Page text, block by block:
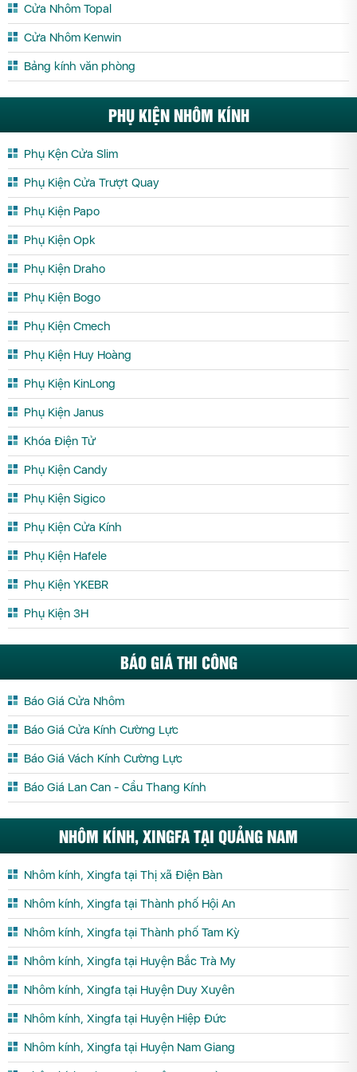
Nhôm Xingfa tại Yên Bái
Cửa Nhôm Topal
Cửa Nhôm Kenwin
Bảng kính văn phòng
PHỤ KIỆN NHÔM KÍNH
Phụ Kện Cửa Slim
Phụ Kiện Cửa Trượt Quay
Phụ Kiện Papo
Phụ Kiện Opk
Phụ Kiện Draho
Phụ Kiện Bogo
Phụ Kiện Cmech
Phụ Kiện Huy Hoàng
Phụ Kiện KinLong
Phụ Kiện Janus
Khóa Điện Tử
Phụ Kiện Candy
Phụ Kiện Sigico
Phụ Kiện Cửa Kính
Phụ Kiện Hafele
Phụ Kiện YKEBR
Phụ Kiện 3H
BÁO GIÁ THI CÔNG
Báo Giá Cửa Nhôm
Báo Giá Cửa Kính Cường Lực
Báo Giá Vách Kính Cường Lực
Báo Giá Lan Can - Cầu Thang Kính
NHÔM KÍNH, XINGFA TẠI QUẢNG NAM
Nhôm kính, Xingfa tại Thị xã Điện Bàn
Nhôm kính, Xingfa tại Thành phố Hội An
Nhôm kính, Xingfa tại Thành phố Tam Kỳ
Nhôm kính, Xingfa tại Huyện Bắc Trà My
Nhôm kính, Xingfa tại Huyện Duy Xuyên
Nhôm kính, Xingfa tại Huyện Hiệp Đức
Nhôm kính, Xingfa tại Huyện Nam Giang